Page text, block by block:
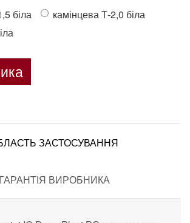
біла
камінцева Т-2,0 біла
ЗАСТОСУВАННЯ
ГАРАНТІЯ ВИРОБНИКА